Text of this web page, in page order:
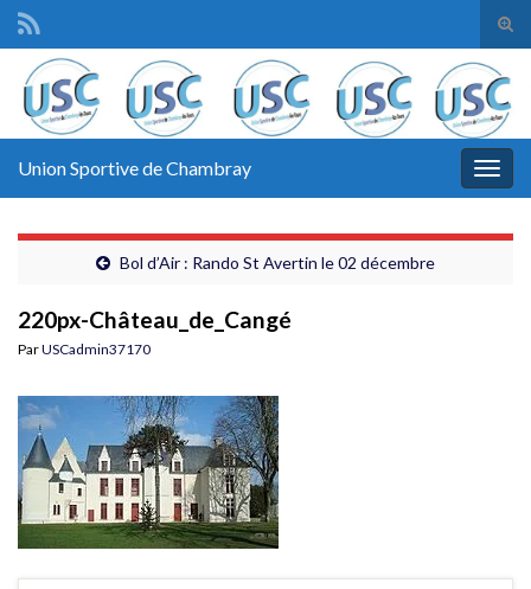
Search for:
Union Sportive de Chambray
Bol d’Air : Rando St Avertin le 02 décembre
220px-Château_de_Cangé
ParUSCadmin37170